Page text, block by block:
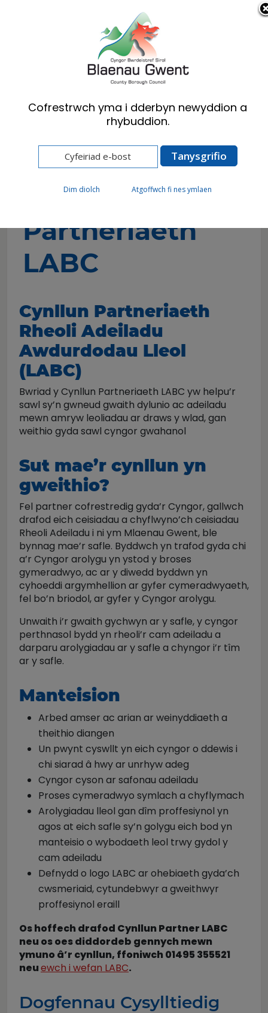
Cymraeg English
Preswylwyr
Cynllunio
Cynllun
Partneriaeth
LABC
Cynllun Partneriaeth
Rheoli Adeiladu
Awdurdodau Lleol
(LABC)
Bwriad y Cynllun Partneriaeth LABC yw helpu’r
sawl sy’n gwneud gwaith dylunio ac adeiladu
mewn amryw leoliadau ar draws y wlad, gan
weithio gyda sawl cyngor gwahanol
Sut mae’r cynllun yn
gweithio?
Fel partner cofrestredig gyda’r Cyngor, gallwch
drafod eich ceisiadau a chyflwyno’ch ceisiadau
Rheoli Adeiladu i ni ym Mlaenau Gwent, ble
bynnag mae’r safle. Byddwch yn trafod gyda chi
a’r Cyngor arolygu yn ystod y broses
gymeradwyo, ac ar y diwedd byddwn yn
cyhoeddi argymhellion ar gyfer cymeradwyaeth,
fel bo’n briodol, ar gyfer y Cyngor arolygu.
Unwaith i’r gwaith gychwyn ar y safle, y cyngor
perthnasol bydd yn rheoli’r cam adeiladu a
darparu arolygiadau ar y safle a chyngor i’r tîm
ar y safle.
Manteision
Arbed amser ac arian ar weinyddiaeth a
theithio diangen
Un pwynt cyswllt yn eich cyngor o ddewis i
chi siarad â hwy ar unrhyw adeg
Cyngor cyson ar safonau adeiladu
Proses cymeradwyo symlach a chyflymach
Arolygiadau lleol gan dîm proffesiynol yn
agos at eich safle sy’n golygu eich bod yn
manteisio o wybodaeth leol trwy gydol y
cam adeiladu
Defnydd o logo LABC ar ohebiaeth gyda’ch
cwsmeriaid, cytundebwyr a gweithwyr
proffesiynol eraill
Os hoffech drafod Cynllun Partner LABC
neu os oes diddordeb gennych mewn
ymuno â’r cynllun, ffoniwch 01495 355521
neuewch i wefan LABC.
Dogfennau Cysylltiedig
Cofrestrwch yma i dderbyn newyddion a
rhybuddion.
Dim diolch Atgoffwch fi nes ymlaen